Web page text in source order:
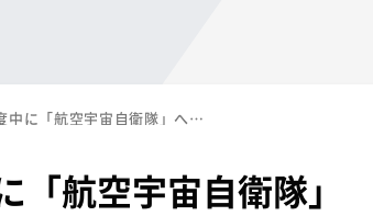
航空自衛隊は令和8年度中に「航空宇宙自衛隊」へ 略称は「くうじ」、英略称は「JASDF」（6月30日）
航空宇宙自衛隊」